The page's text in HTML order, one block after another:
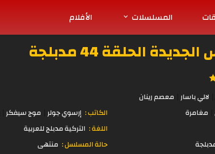
المسلسلات الأفلام
الحلقة 44 مدبلجة
لالي باسار معصم رينان
مغامرة الكاتب : إرسوي جولر موج سيفكر
اللغة : التركية مدبلج للعربية
حالة المسلسل : منتهى